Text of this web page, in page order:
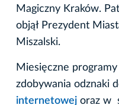
Magiczny Kraków.
objął Prezydent
Miszalski.
Miesięczne
zdobywania odznaki
internetowej oraz w